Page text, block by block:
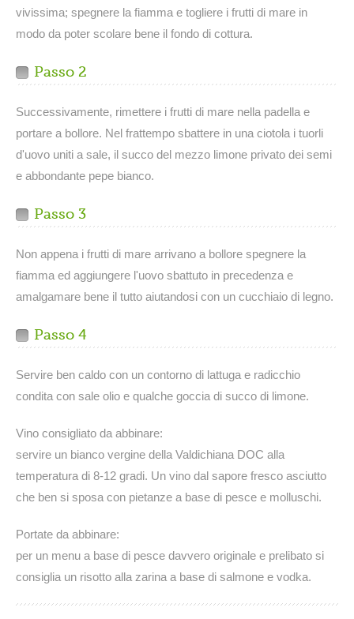
vivissima; spegnere la fiamma e togliere i frutti di mare in
modo da poter scolare bene il fondo di cottura.
Passo 2
Successivamente, rimettere i frutti di mare nella padella e
portare a bollore. Nel frattempo sbattere in una ciotola i tuorli
d'uovo uniti a sale, il succo del mezzo limone privato dei semi
e abbondante pepe bianco.
Passo 3
Non appena i frutti di mare arrivano a bollore spegnere la
fiamma ed aggiungere l'uovo sbattuto in precedenza e
amalgamare bene il tutto aiutandosi con un cucchiaio di legno.
Passo 4
Servire ben caldo con un contorno di lattuga e radicchio
condita con sale olio e qualche goccia di succo di limone.
Vino consigliato da abbinare:
servire un bianco vergine della Valdichiana DOC alla
temperatura di 8-12 gradi. Un vino dal sapore fresco asciutto
che ben si sposa con pietanze a base di pesce e molluschi.
Portate da abbinare:
per un menu a base di pesce davvero originale e prelibato si
consiglia un risotto alla zarina a base di salmone e vodka.